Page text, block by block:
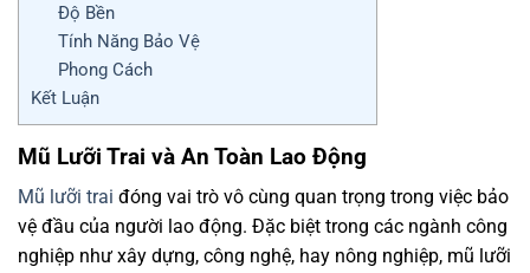
Độ Bền
Tính Năng Bảo Vệ
Phong Cách
Kết Luận
Mũ Lưỡi Trai và An Toàn Lao Động
Mũ lưỡi trai đóng vai trò vô cùng quan trọng trong việc bảo
vệ đầu của người lao động. Đặc biệt trong các ngành công
nghiệp như xây dựng, công nghệ, hay nông nghiệp, mũ lưỡi